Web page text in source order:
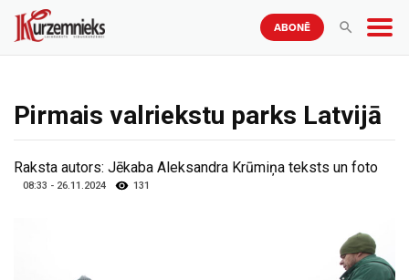
ABONĒ
Pirmais valriekstu parks Latvijā
Raksta autors: Jēkaba Aleksandra Krūmiņa teksts un foto
08:33 - 26.11.2024 131